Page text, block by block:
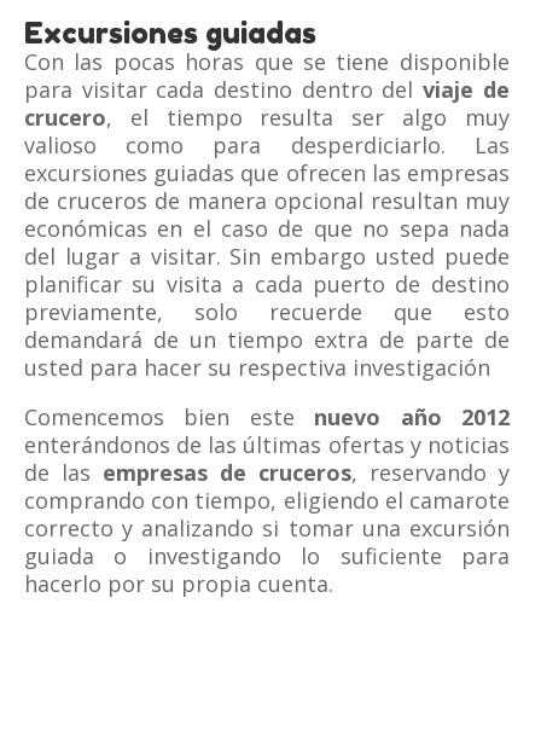
Excursiones guiadas
Con las pocas horas que se tiene disponible
para visitar cada destino dentro delviaje de
crucero, el tiempo resulta ser algo muy
valioso como para desperdiciarlo. Las
excursiones guiadas que ofrecen las empresas
de cruceros de manera opcional resultan muy
económicas en el caso de que no sepa nada
del lugar a visitar. Sin embargo usted puede
planificar su visita a cada puerto de destino
previamente, solo recuerde que esto
demandará de un tiempo extra de parte de
usted para hacer su respectiva investigación
Comencemos bien este nuevo año 2012
enterándonos de las últimas ofertas y noticias
de las empresas de cruceros, reservando y
comprando con tiempo, eligiendo el camarote
correcto y analizando si tomar una excursión
guiada o investigando lo suficiente para
hacerlo por su propia cuenta.